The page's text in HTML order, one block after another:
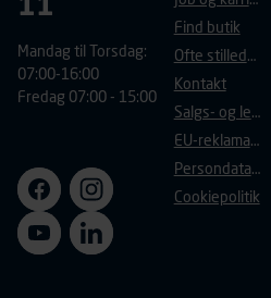
11
Mandag til Torsdag:
07:00-16:00
Fredag 07:00 - 15:00
Find butik
Ofte stillede spørgsmål
Kontakt
Salgs- og leveringsbetingelser
EU-reklamationsret
Persondatapolitik
Cookiepolitik